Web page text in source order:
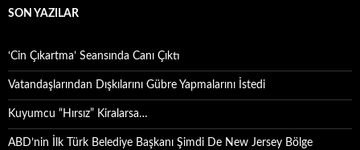
SON YAZILAR
‘Cin Çıkartma’ Seansında Canı Çıktı
Vatandaşlarından Dışkılarını Gübre Yapmalarını İstedi
Kuyumcu “Hırsız” Kiralarsa…
ABD’nin İlk Türk Belediye Başkanı Şimdi De New Jersey Bölge